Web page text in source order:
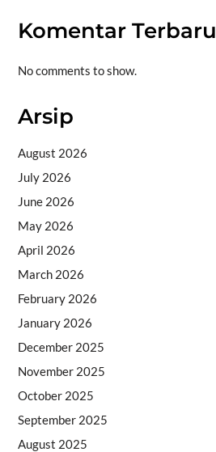
Komentar Terbaru
No comments to show.
Arsip
August 2026
July 2026
June 2026
May 2026
April 2026
March 2026
February 2026
January 2026
December 2025
November 2025
October 2025
September 2025
August 2025